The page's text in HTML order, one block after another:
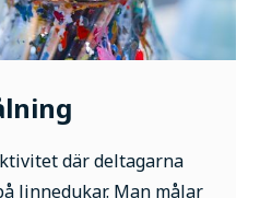
där deltagarna
linnedukar. Man målar